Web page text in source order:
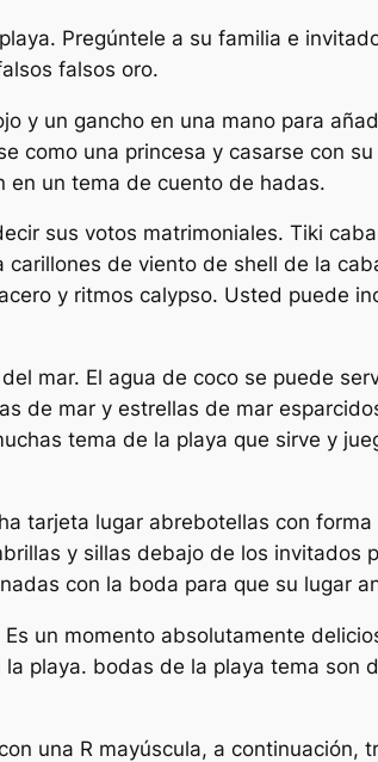
Pregúntele a su familia e
falsos oro.
y un gancho en una mano para
como una princesa y casarse con
en un tema de cuento de hadas.
sus votos matrimoniales. Tiki
de viento de shell de la
y ritmos calypso. Usted puede
mar. El agua de coco se puede
de mar y estrellas de mar
tema de la playa que sirve y
tarjeta lugar abrebotellas con
y sillas debajo de los invitados
con la boda para que su lugar
un momento absolutamente
playa. bodas de la playa tema son
una R mayúscula, a continuación,